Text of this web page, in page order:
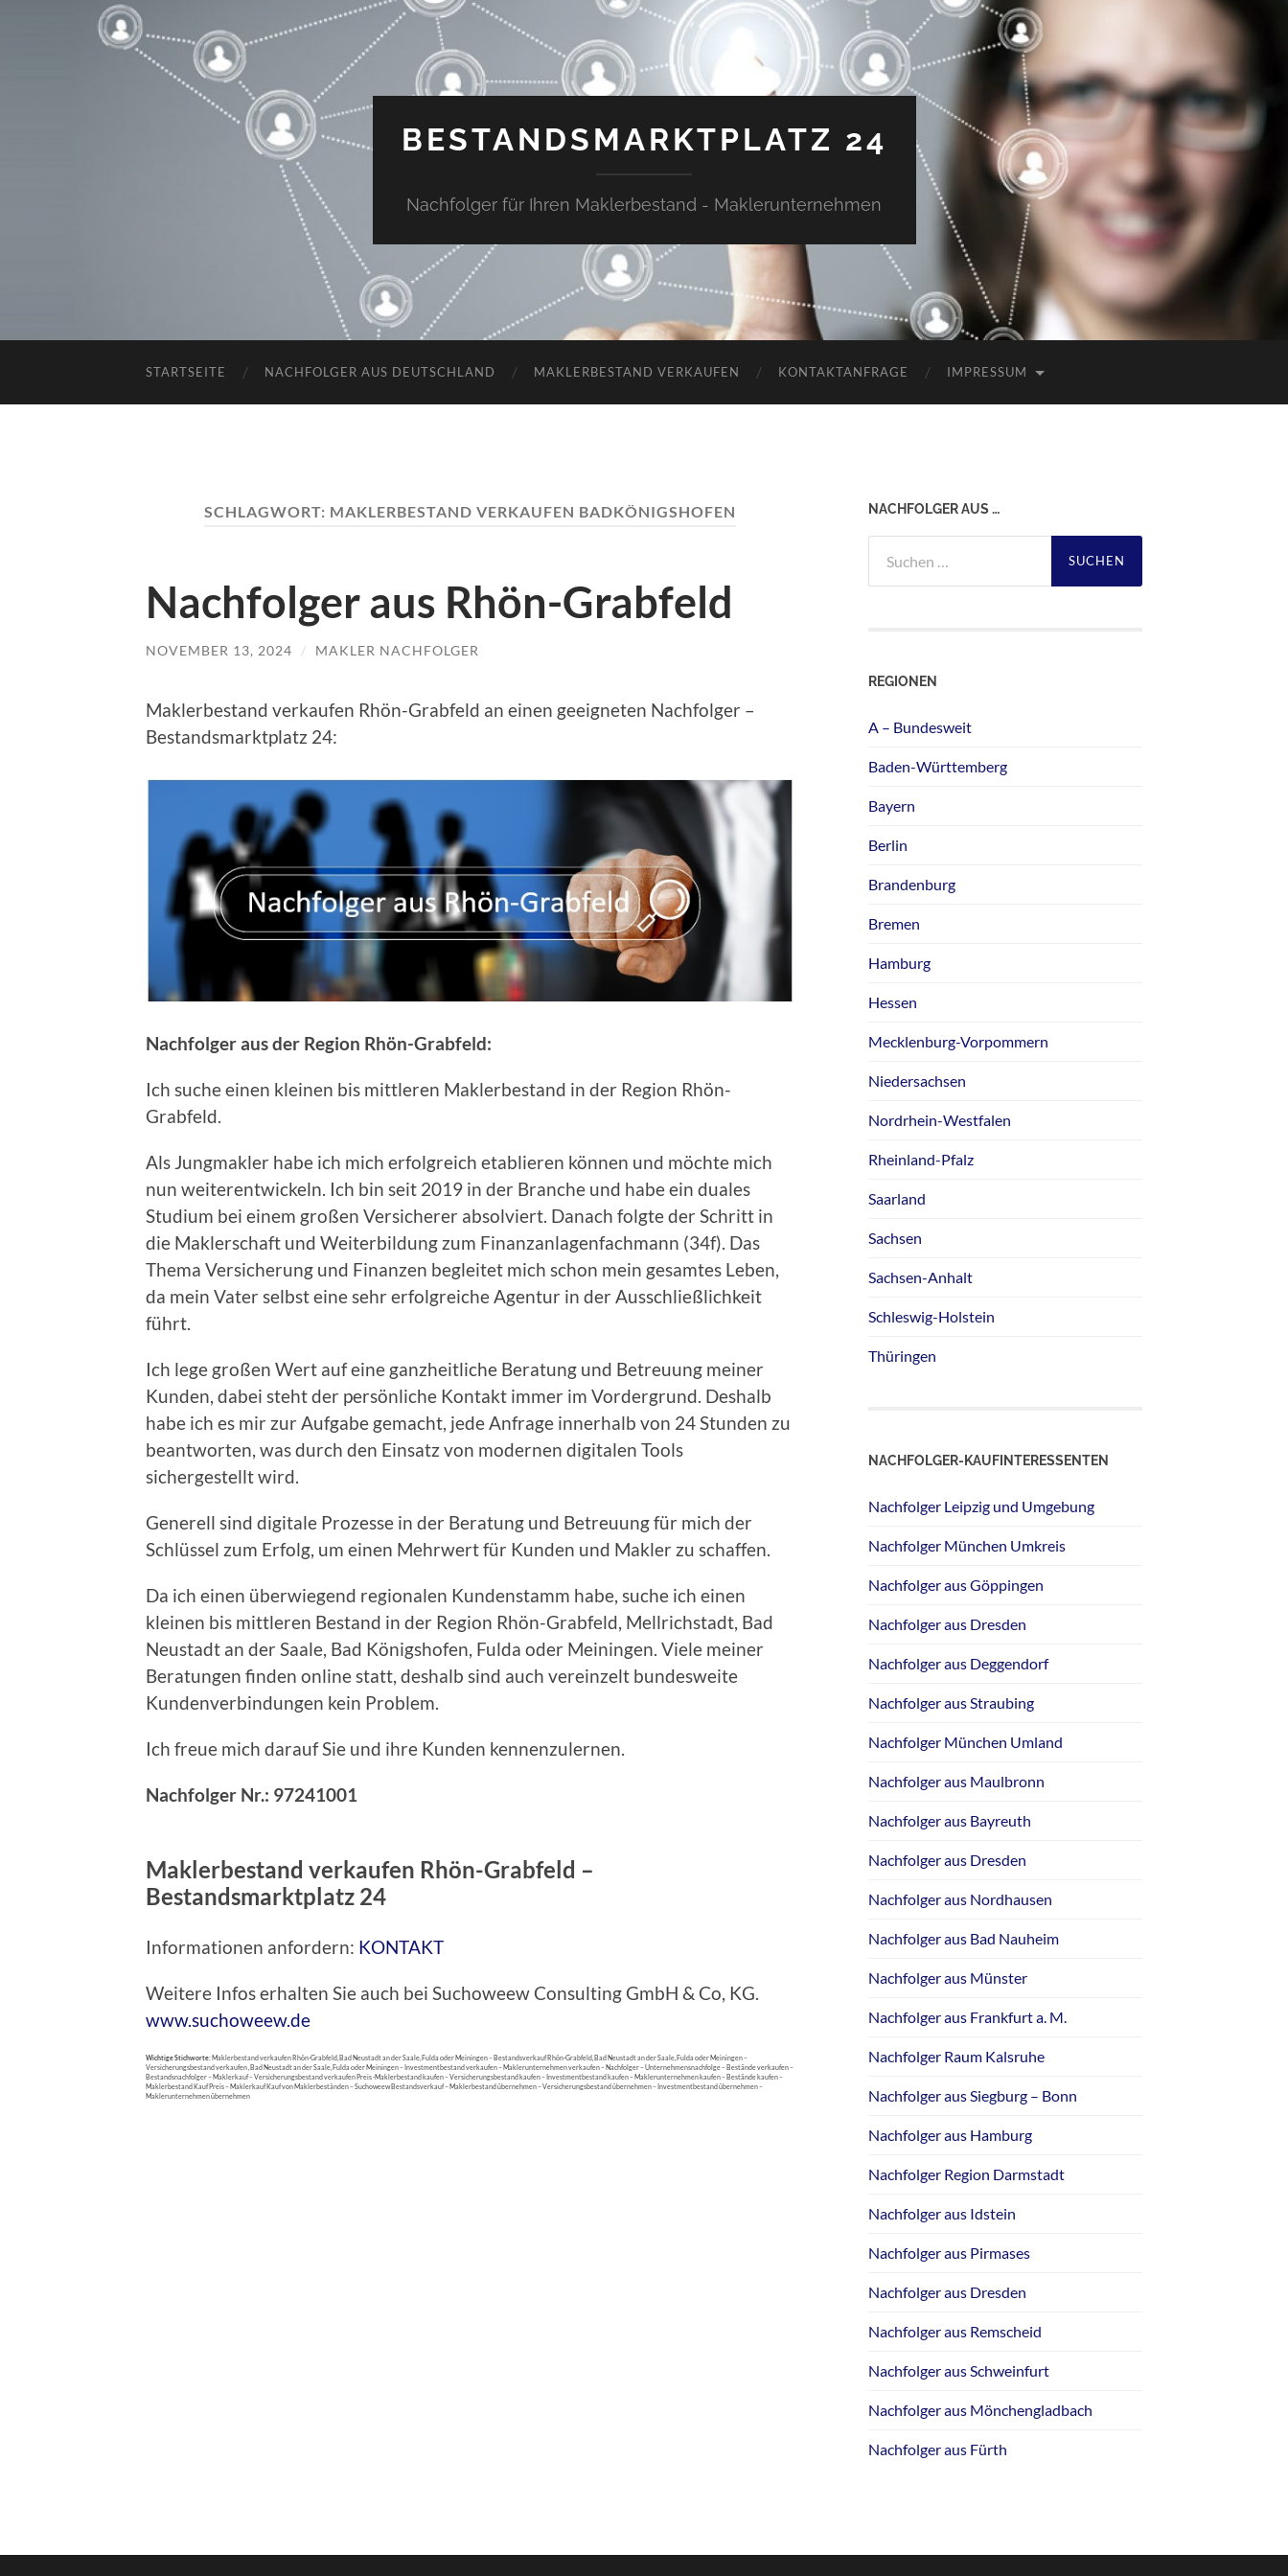
BESTANDSMARKTPLATZ 24
Nachfolger für Ihren Maklerbestand - Maklerunternehmen
STARTSEITE NACHFOLGER AUS DEUTSCHLAND MAKLERBESTAND VERKAUFEN KONTAKTANFRAGE IMPRESSUM
SCHLAGWORT: MAKLERBESTAND VERKAUFEN BADKÖNIGSHOFEN
Nachfolger aus Rhön-Grabfeld
NOVEMBER 13, 2024 / MAKLER NACHFOLGER
Maklerbestand verkaufen Rhön-Grabfeld an einen geeigneten Nachfolger –
Bestandsmarktplatz 24:
Nachfolger aus der Region Rhön-Grabfeld:
Ich suche einen kleinen bis mittleren Maklerbestand in der Region Rhön-
Grabfeld.
Als Jungmakler habe ich mich erfolgreich etablieren können und möchte mich
nun weiterentwickeln. Ich bin seit 2019 in der Branche und habe ein duales
Studium bei einem großen Versicherer absolviert. Danach folgte der Schritt in
die Maklerschaft und Weiterbildung zum Finanzanlagenfachmann (34f). Das
Thema Versicherung und Finanzen begleitet mich schon mein gesamtes Leben,
da mein Vater selbst eine sehr erfolgreiche Agentur in der Ausschließlichkeit
führt.
Ich lege großen Wert auf eine ganzheitliche Beratung und Betreuung meiner
Kunden, dabei steht der persönliche Kontakt immer im Vordergrund. Deshalb
habe ich es mir zur Aufgabe gemacht, jede Anfrage innerhalb von 24 Stunden zu
beantworten, was durch den Einsatz von modernen digitalen Tools
sichergestellt wird.
Generell sind digitale Prozesse in der Beratung und Betreuung für mich der
Schlüssel zum Erfolg, um einen Mehrwert für Kunden und Makler zu schaffen.
Da ich einen überwiegend regionalen Kundenstamm habe, suche ich einen
kleinen bis mittleren Bestand in der Region Rhön-Grabfeld, Mellrichstadt, Bad
Neustadt an der Saale, Bad Königshofen, Fulda oder Meiningen. Viele meiner
Beratungen finden online statt, deshalb sind auch vereinzelt bundesweite
Kundenverbindungen kein Problem.
Ich freue mich darauf Sie und ihre Kunden kennenzulernen.
Nachfolger Nr.: 97241001
Maklerbestand verkaufen Rhön-Grabfeld –
Bestandsmarktplatz 24
Informationen anfordern: KONTAKT
Weitere Infos erhalten Sie auch bei Suchoweew Consulting GmbH & Co, KG.
www.suchoweew.de
Wichtige Stichworte: Maklerbestand verkaufen Rhön-Grabfeld, Bad Neustadt an der Saale, Fulda oder Meiningen – Bestandsverkauf Rhön-Grabfeld, Bad Neustadt an der Saale, Fulda oder Meiningen –
Versicherungsbestand verkaufen , Bad Neustadt an der Saale, Fulda oder Meiningen – Investmentbestand verkaufen – Maklerunternehmen verkaufen – Nachfolger – Unternehmensnachfolge – Bestände verkaufen –
Bestandsnachfolger – Maklerkauf – Versicherungsbestand verkaufen Preis -Maklerbestand kaufen – Versicherungsbestand kaufen – Investmentbestand kaufen – Maklerunternehmen kaufen – Bestände kaufen –
Maklerbestand Kauf Preis – Maklerkauf Kauf von Maklerbeständen – Suchoweew Bestandsverkauf – Maklerbestand übernehmen – Versicherungsbestand übernehmen – Investmentbestand übernehmen –
Maklerunternehmen übernehmen
NACHFOLGER AUS …
nach:
REGIONEN
A – Bundesweit
Baden-Württemberg
Bayern
Berlin
Brandenburg
Bremen
Hamburg
Hessen
Mecklenburg-Vorpommern
Niedersachsen
Nordrhein-Westfalen
Rheinland-Pfalz
Saarland
Sachsen
Sachsen-Anhalt
Schleswig-Holstein
Thüringen
NACHFOLGER-KAUFINTERESSENTEN
Nachfolger Leipzig und Umgebung
Nachfolger München Umkreis
Nachfolger aus Göppingen
Nachfolger aus Dresden
Nachfolger aus Deggendorf
Nachfolger aus Straubing
Nachfolger München Umland
Nachfolger aus Maulbronn
Nachfolger aus Bayreuth
Nachfolger aus Dresden
Nachfolger aus Nordhausen
Nachfolger aus Bad Nauheim
Nachfolger aus Münster
Nachfolger aus Frankfurt a. M.
Nachfolger Raum Kalsruhe
Nachfolger aus Siegburg – Bonn
Nachfolger aus Hamburg
Nachfolger Region Darmstadt
Nachfolger aus Idstein
Nachfolger aus Pirmases
Nachfolger aus Dresden
Nachfolger aus Remscheid
Nachfolger aus Schweinfurt
Nachfolger aus Mönchengladbach
Nachfolger aus Fürth